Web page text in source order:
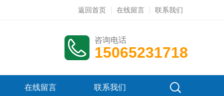
返回首页 在线留言 联系我们
咨询电话
15065231718
在线留言 联系我们